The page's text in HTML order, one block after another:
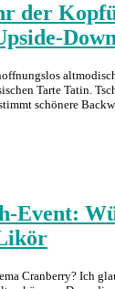
der
Tarte Tatin.
schönere
Event:
Cranberry? Ich